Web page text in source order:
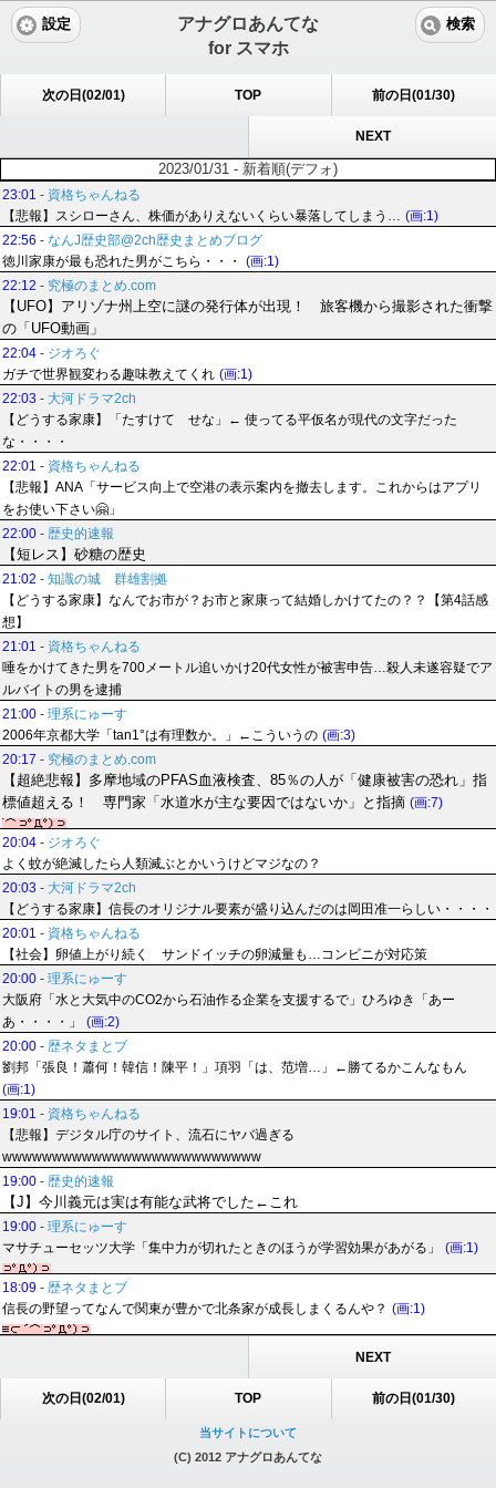
アナグロあんてな
for スマホ
設定 検索
次の日(02/01) TOP 前の日(01/30)
NEXT
2023/01/31 - 新着順(デフォ)
23:01 - 資格ちゃんねる
【悲報】スシローさん、株価がありえないくらい暴落してしまう… (画:1)
22:56 - なんJ歴史部@2ch歴史まとめブログ
徳川家康が最も恐れた男がこちら・・・
(画:1)
22:12 - 究極のまとめ.com
【UFO】アリゾナ州上空に謎の発行体が出現！ 旅客機から撮影された衝撃
の「UFO動画」
22:04 - ジオろぐ
ガチで世界観変わる趣味教えてくれ (画:1)
22:03 - 大河ドラマ2ch
【どうする家康】「たすけて せな」← 使ってる平仮名が現代の文字だった
な・・・・
22:01 - 資格ちゃんねる
【悲報】ANA「サービス向上で空港の表示案内を撤去します。これからはアプリ
をお使い下さい🤗」
22:00 - 歴史的速報
【短レス】砂糖の歴史
21:02 - 知識の城 群雄割拠
【どうする家康】なんでお市が？お市と家康って結婚しかけてたの？？【第4話感
想】
21:01 - 資格ちゃんねる
唾をかけてきた男を700メートル追いかけ20代女性が被害申告…殺人未遂容疑でア
ルバイトの男を逮捕
21:00 - 理系にゅーす
2006年京都大学「tan1°は有理数か。」←こういうの (画:3)
20:17 - 究極のまとめ.com
【超絶悲報】多摩地域のPFAS血液検査、85％の人が「健康被害の恐れ」指
標値超える！ 専門家「水道水が主な要因ではないか」と指摘 (画:7)
20:04 - ジオろぐ
よく蚊が絶滅したら人類滅ぶとかいうけどマジなの？
20:03 - 大河ドラマ2ch
【どうする家康】信長のオリジナル要素が盛り込んだのは岡田准一らしい・・・・
20:01 - 資格ちゃんねる
【社会】卵値上がり続く サンドイッチの卵減量も…コンビニが対応策
20:00 - 理系にゅーす
大阪府「水と大気中のCO2から石油作る企業を支援するで」ひろゆき「あー
あ・・・・」
(画:2)
20:00 - 歴ネタまとブ
劉邦「張良！蕭何！韓信！陳平！」項羽「は、范増…」←勝てるかこんなもん
(画:1)
19:01 - 資格ちゃんねる
【悲報】デジタル庁のサイト、流石にヤバ過ぎる
wwwwwwwwwwwwwwwwwwwwwwwwww
19:00 - 歴史的速報
【J】今川義元は実は有能な武将でした←これ
19:00 - 理系にゅーす
マサチューセッツ大学「集中力が切れたときのほうが学習効果があがる」
(画:1)
18:09 - 歴ネタまとブ
信長の野望ってなんで関東が豊かで北条家が成長しまくるんや？ (画:1)
NEXT
次の日(02/01) TOP 前の日(01/30)
当サイトについて
(C) 2012 アナグロあんてな